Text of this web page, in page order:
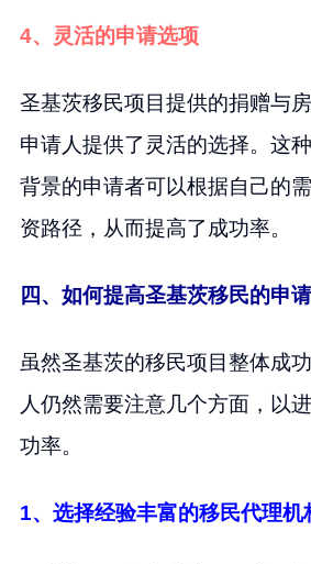
4、灵活的申请选项
圣基茨移民项目提供的捐赠与
申请人提供了灵活的选择。这
背景的申请者可以根据自己的
资路径，从而提高了成功率。
四、如何提高圣基茨移民的申
虽然圣基茨的移民项目整体成
人仍然需要注意几个方面，以
功率。
1、选择经验丰富的移民代理机